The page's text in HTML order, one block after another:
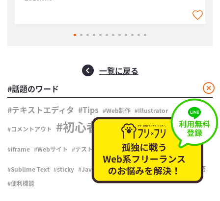
閉
じ
る
一覧に戻る
#話題のワード
テキストエディタ
Tips Web制作 Illustrator
コメントアウト 初心者向け コーディング wordpress
iframe Webサイト テスト HTML タグ フォント
Sublime Text sticky JavaScript CSS
プログラミング言語
便利機能